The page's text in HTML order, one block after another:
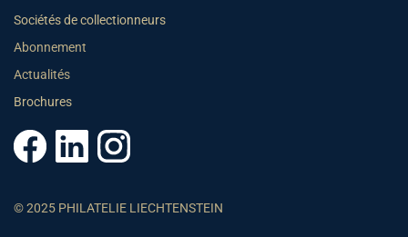
Sociétés de collectionneurs
Abonnement
Actualités
Brochures
© 2025 PHILATELIE LIECHTENSTEIN